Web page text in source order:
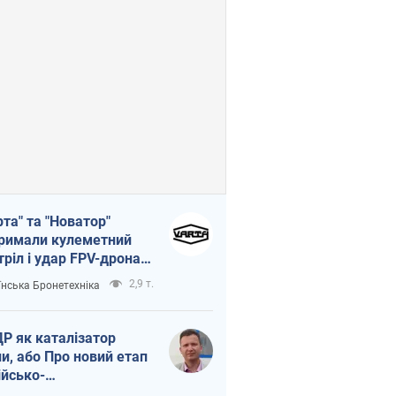
та "Новатор"
кулеметний
і удар FPV-дрона,
життя
ЗСУ
Бронетехніка 2,9 т.
як каталізатор
або Про новий етап